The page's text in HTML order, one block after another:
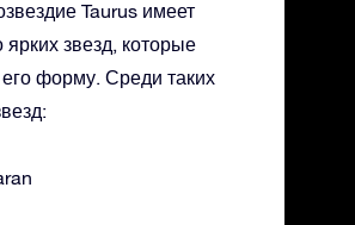
Taurus имеет
ярких звезд, которые
форму. Среди таких